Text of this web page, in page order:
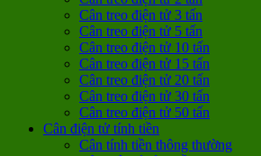
Cân treo điện tử 3 tấn
Cân treo điện tử 5 tấn
Cân treo điện tử 10 tấn
Cân treo điện tử 15 tấn
Cân treo điện tử 20 tấn
Cân treo điện tử 30 tấn
Cân treo điện tử 50 tấn
Cân điện tử tính tiền
Cân tính tiền thông thường